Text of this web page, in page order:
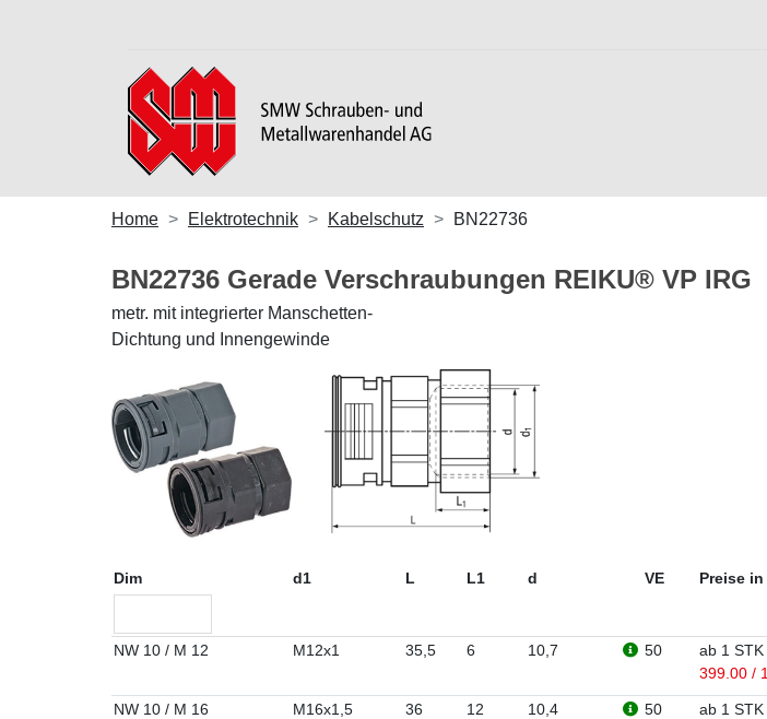
Home Elektrotechnik Kabelschutz BN22736
BN22736 Gerade Verschraubungen REIKU® VP IRG
metr. mit integrierter Manschetten-
Dichtung und Innengewinde
Dim d1 L L1 d VE Preise in
NW 10 / M 12 M12x1 35,5 6 10,7 50
ab 1 STK
399.00 /
NW 10 / M 16 M16x1,5 36 12 10,4 50
ab 1 STK